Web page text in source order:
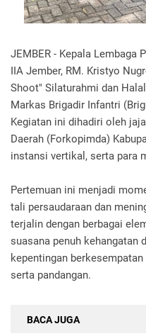
JEMBER - Kepala Lembaga
IIA Jember, RM. Kristyo
Shoot" Silaturahmi dan
Markas Brigadir Infantri
Kegiatan ini dihadiri oleh
Daerah (Forkopimda)
instansi vertikal, serta para
Pertemuan ini menjadi
tali persaudaraan dan
terjalin dengan berbagai
suasana penuh kehangatan
kepentingan
serta pandangan.
BACA JUGA